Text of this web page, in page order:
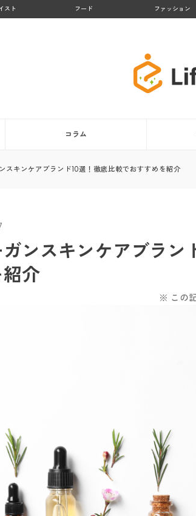
スト フード ファッション
コラム
スキンケアブランド10選！徹底比較でおすすめを紹介
ンスキンケアブラン
介
※ この